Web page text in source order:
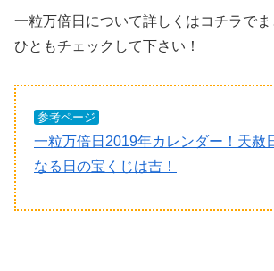
一粒万倍日について詳しくはコチラで
ひともチェックして下さい！
参考ページ
一粒万倍日2019年カレンダー！天赦
なる日の宝くじは吉！